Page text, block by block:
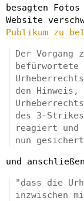
besagten
Website
Publikum zu
Der Vorgang
befürwortete
den Hinweis,
des 3-
reagiert und
nun gesichert
und
"dass die
inzwischen